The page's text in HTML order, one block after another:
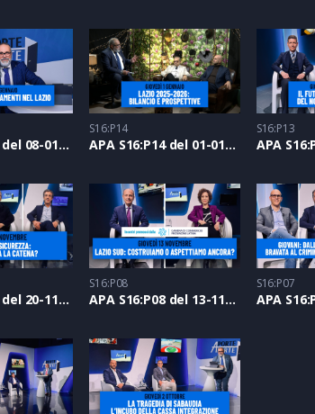
APA S16:P15 del 08-01-2026
S16:P14
APA S16:P14 del 01-01-2026
S16:P13
APA S16:P09 del 20-11-2025
S16:P08
APA S16:P08 del 13-11-2025
S16:P07